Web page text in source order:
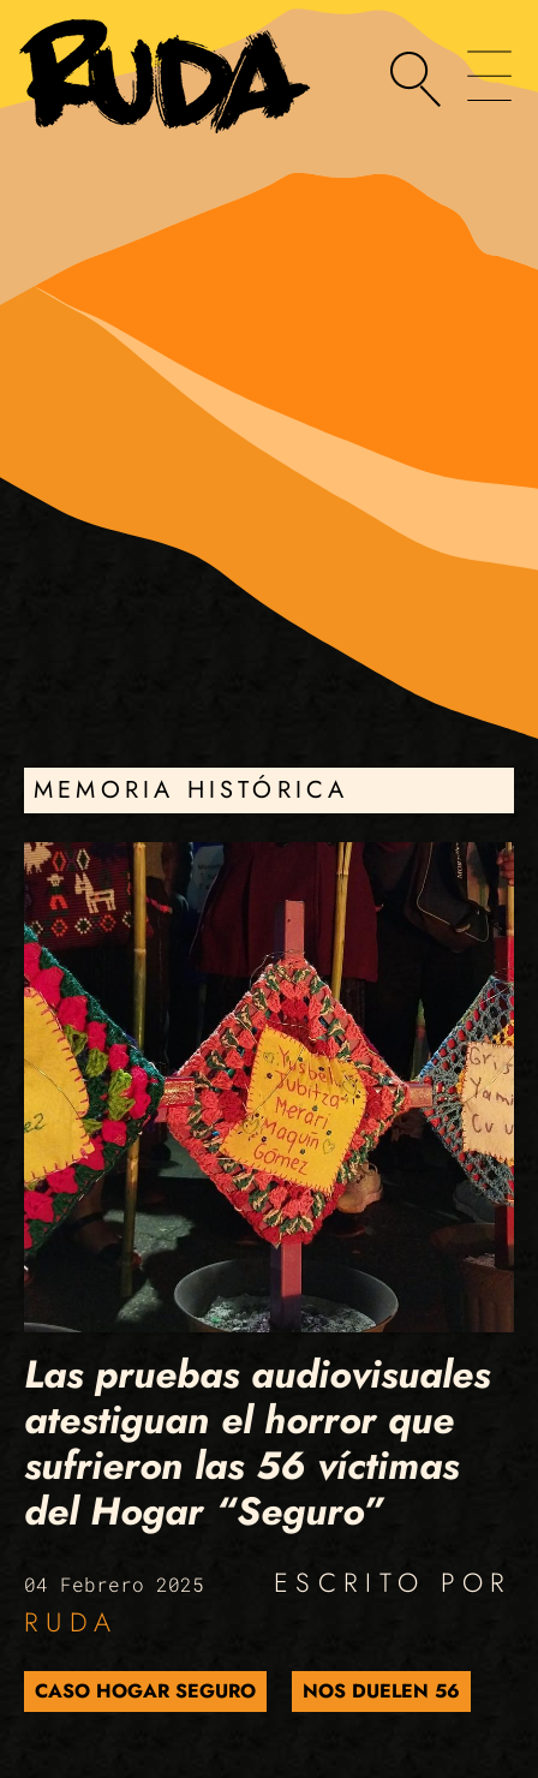
MEMORIA HISTÓRICA
Las pruebas audiovisuales
atestiguan el horror que
sufrieron las 56 víctimas
del Hogar “Seguro”
04 Febrero 2025
ESCRITO POR
RUDA
CASO HOGAR SEGURO NOS DUELEN 56